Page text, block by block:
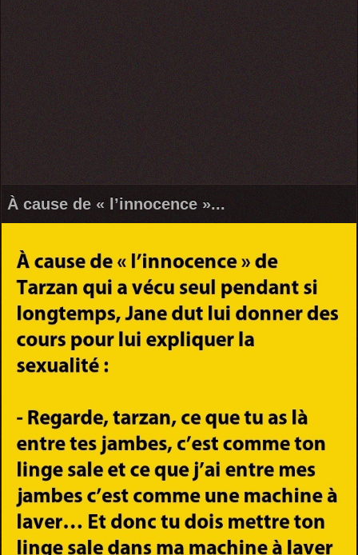
À cause de « l’innocence »...